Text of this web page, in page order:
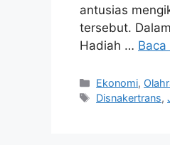
antusias
tersebut.
Hadiah … Baca
Kategori
Ekonomi,
Tag
Disnakertrans,